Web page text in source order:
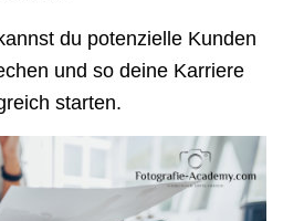
du potenzielle Kunden
und so deine Karriere
starten.